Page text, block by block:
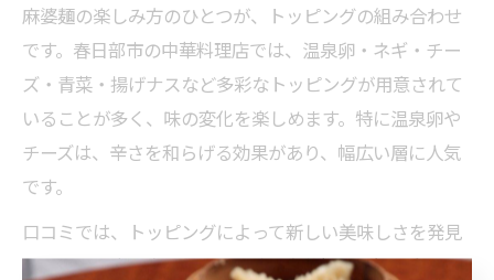
麻婆麺の楽しみ方のひとつが、トッピングの組み合わせ
です。春日部市の中華料理店では、温泉卵・ネギ・チー
ズ・青菜・揚げナスなど多彩なトッピングが用意されて
いることが多く、味の変化を楽しめます。特に温泉卵や
チーズは、辛さを和らげる効果があり、幅広い層に人気
です。
口コミでは、トッピングによって新しい美味しさを発見
したという声も多く見られます。自分好みの組み合わせ